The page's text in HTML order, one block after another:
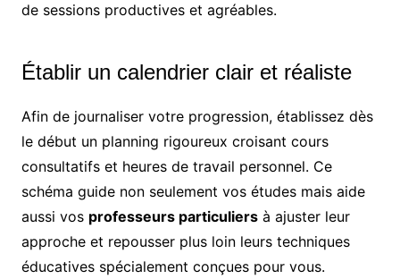
de sessions productives et agréables.
Établir un calendrier clair et réaliste
Afin de journaliser votre progression, établissez dès
le début un planning rigoureux croisant cours
consultatifs et heures de travail personnel. Ce
schéma guide non seulement vos études mais aide
aussi vos professeurs particuliersà ajuster leur
approche et repousser plus loin leurs techniques
éducatives spécialement conçues pour vous.